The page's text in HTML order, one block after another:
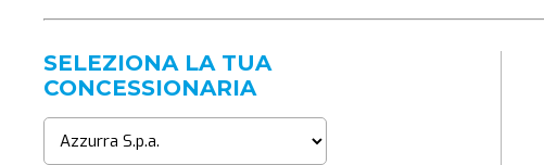
SELEZIONA LA TUA
CONCESSIONARIA